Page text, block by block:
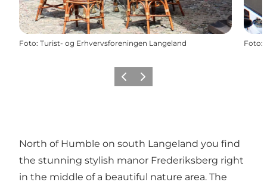
Foto: Turist- og Erhvervsforeningen Langeland Foto:
Precedente
Avanti
North of Humble on south Langeland you find
the stunning stylish manor Frederiksberg right
in the middle of a beautiful nature area. The